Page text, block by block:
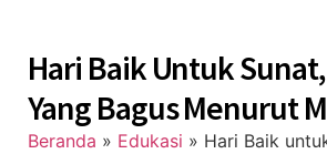
Hari Baik Untuk
Yang Bagus Menurut
Beranda » Edukasi » Hari Baik